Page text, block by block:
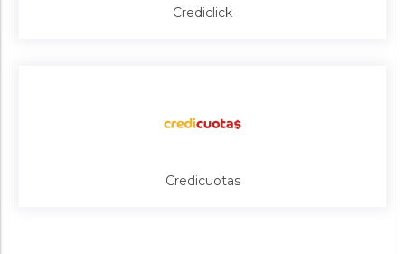
Crediclick
Credicuotas